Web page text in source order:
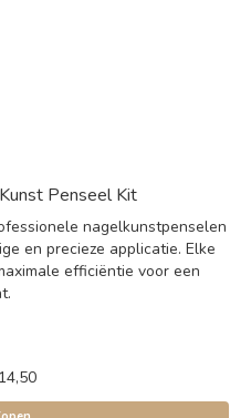
Penseel Kit
nagelkunstpenselen
en precieze applicatie. Elke
efficiëntie voor een